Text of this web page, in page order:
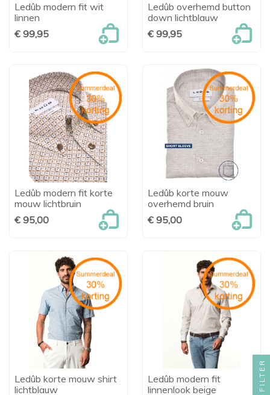
Ledûb modern fit wit
linnen
€ 99,95
Ledûb overhemd button
down lichtblauw
€ 99,95
Ledûb modern fit korte
mouw lichtbruin
€ 95,00
Ledûb korte mouw
overhemd bruin
€ 95,00
Ledûb korte mouw shirt
lichtblauw
Ledûb modern fit
linnenlook beige
FILTER